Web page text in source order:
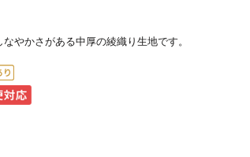
やかさがある中厚の綾織り生地です。